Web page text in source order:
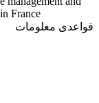
France
قواعدی معلومات